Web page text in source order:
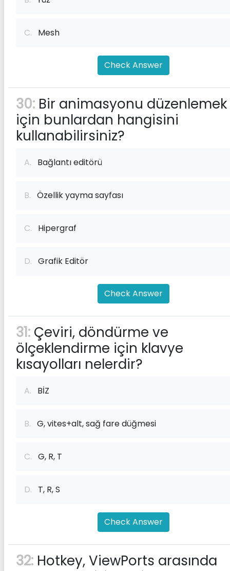
C. Mesh
Check Answer
30: Bir animasyonu düzenlemek
için bunlardan hangisini
kullanabilirsiniz?
A. Bağlantı editörü
B. Özellik yayma sayfası
C. Hipergraf
D. Grafik Editör
Check Answer
31: Çeviri, döndürme ve
ölçeklendirme için klavye
kısayolları nelerdir?
A. BİZ
B. G, vites+alt, sağ fare düğmesi
C. G, R, T
D. T, R, S
Check Answer
32: Hotkey, ViewPorts arasında